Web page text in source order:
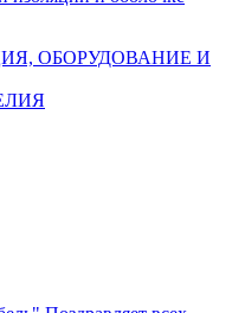
ОБОРУДОВАНИЕ И